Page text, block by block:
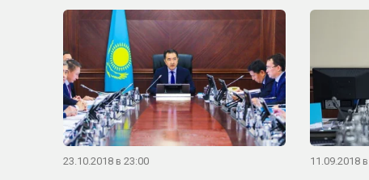
23.10.2018 в 23:00 11.09.2018